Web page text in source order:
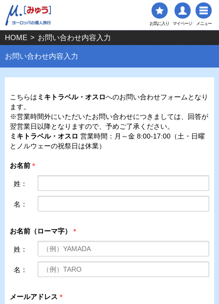
お気に入り マイページ メニュー
HOME > お問い合わせ内容入力
お問い合わせ内容入力
こちらは ミキトラベル・オスロへのお問い合わせフォームとなり
ます。
※営業時間外にいただいたお問い合わせにつきましては、回答が
翌営業日以降となりますので、予めご了承ください。
ミキトラベル・オスロ 営業時間：月～金 8:00-17:00（土・日曜
とノルウェーの祝祭日は休業）
お名前 ＊
姓：
名：
お名前（ローマ字） ＊
姓：
名：
メールアドレス ＊